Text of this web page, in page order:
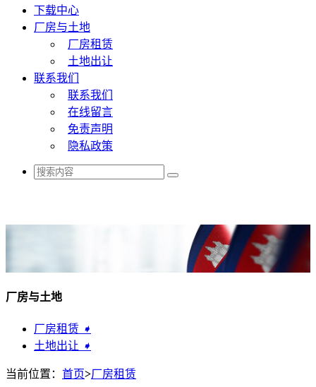
下载中心
厂房与土地
厂房租赁
土地出让
联系我们
联系我们
在线留言
免责声明
隐私政策
厂房与土地
厂房租赁 ➧
土地出让 ➧
当前位置： 首页>厂房租赁